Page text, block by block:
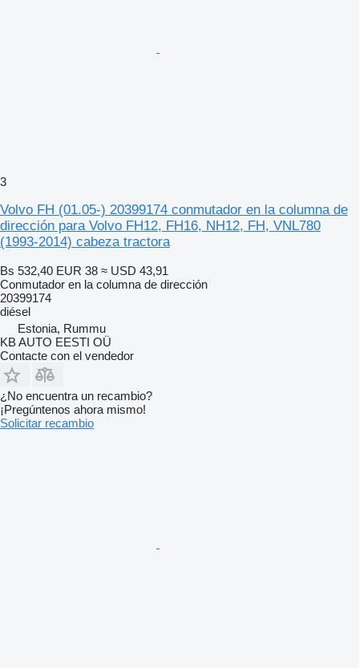
3
Volvo FH (01.05-) 20399174 conmutador en la columna de
dirección para Volvo FH12, FH16, NH12, FH, VNL780
(1993-2014) cabeza tractora
Bs 532,40 EUR 38 ≈ USD 43,91
Conmutador en la columna de dirección
20399174
diésel
Estonia, Rummu
KB AUTO EESTI OÜ
Contacte con el vendedor
¿No encuentra un recambio?
¡Pregúntenos ahora mismo!
Solicitar recambio